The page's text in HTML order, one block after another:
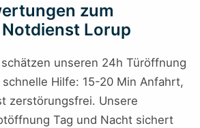
zum
Lorup
schätzen unseren 24h Türöffnung
Hilfe: 15-20 Min Anfahrt,
zerstörungsfrei. Unsere
Tag und Nacht sichert